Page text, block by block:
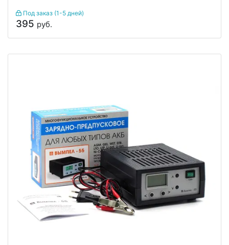
Под заказ (1-5 дней)
395 руб.